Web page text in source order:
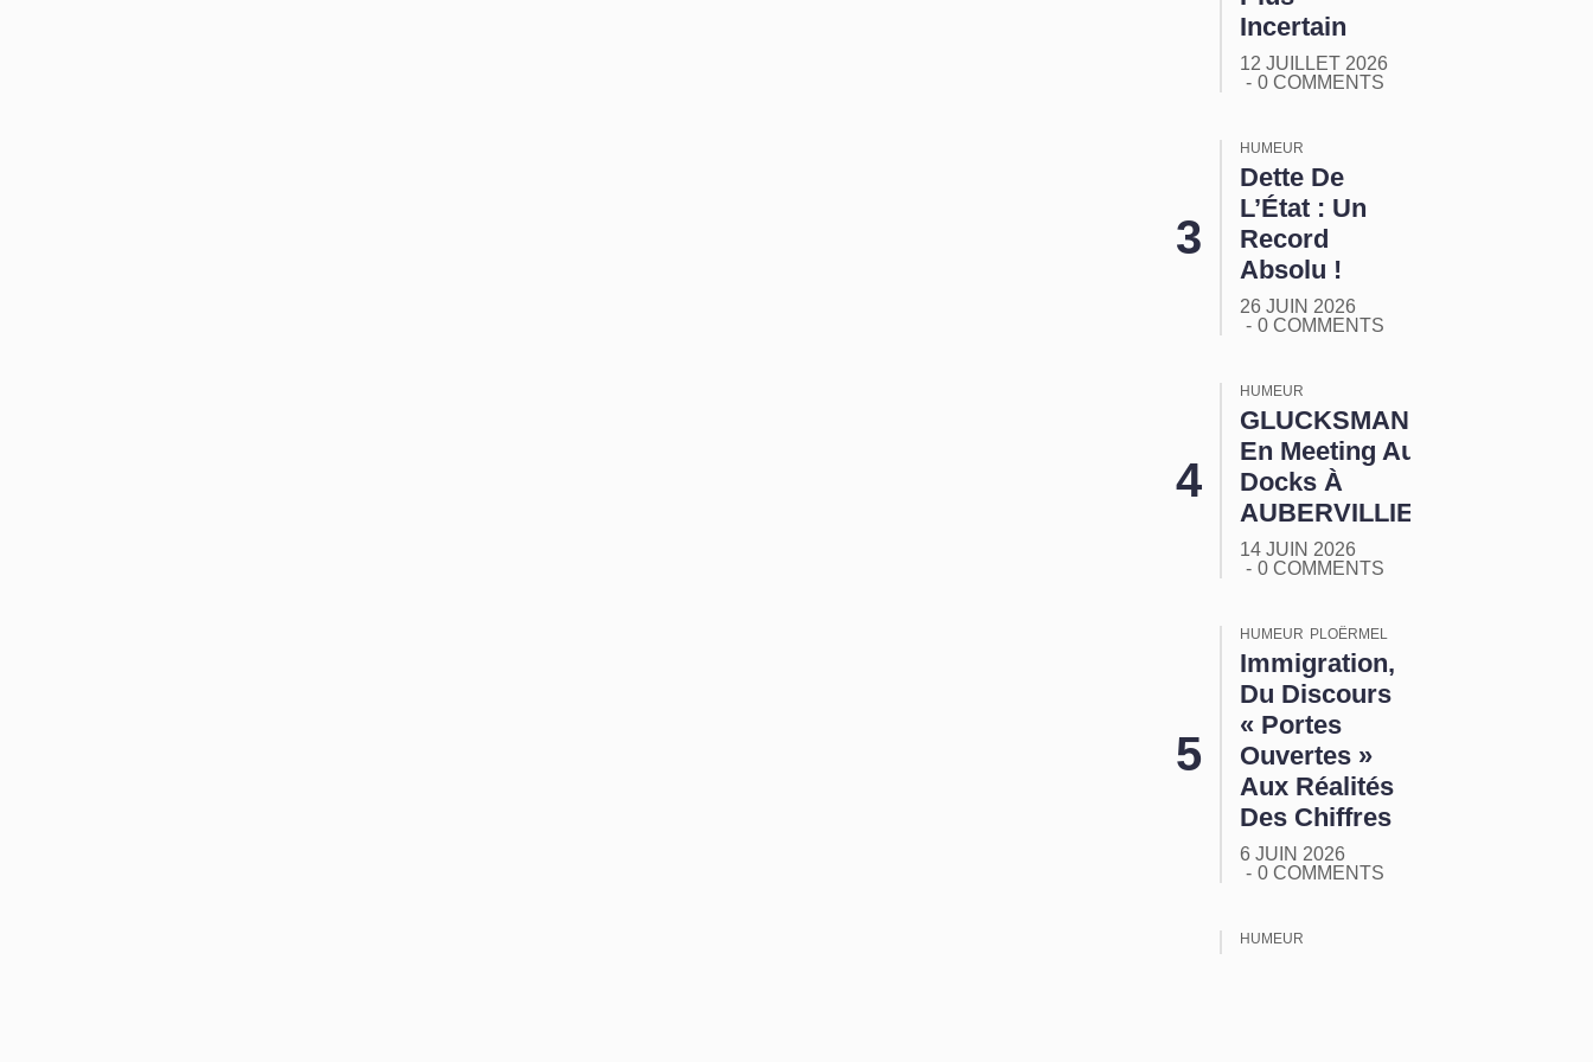
Incertain
12 JUILLET 2026
0 COMMENTS
HUMEUR
Dette De
L’État : Un
Record
Absolu !
26 JUIN 2026
0 COMMENTS
HUMEUR
GLUCKSMANN
En Meeting Aux
Docks À
AUBERVILLIERS
14 JUIN 2026
0 COMMENTS
HUMEUR PLOËRMEL
Immigration,
Du Discours
« Portes
Ouvertes »
Aux Réalités
Des Chiffres
6 JUIN 2026
0 COMMENTS
HUMEUR